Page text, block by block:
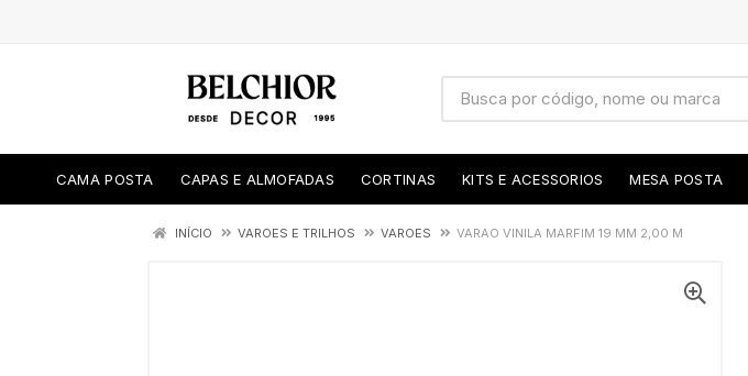
CAMA POSTA CAPAS E ALMOFADAS CORTINAS KITS E ACESSORIOS MESA POSTA
INÍCIO VAROES E TRILHOS VAROES VARAO VINILA MARFIM 19 MM 2,00 M